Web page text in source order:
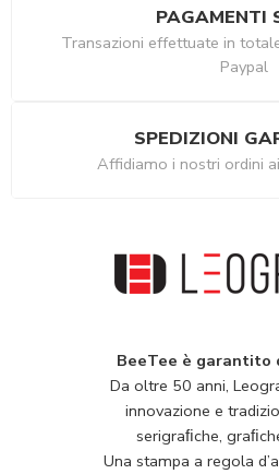
PAGAMENTI
Transazioni effettuate in
Paypal
SPEDIZIONI
Affidiamo i nostri ordini
BeeTee è garantito
Da oltre 50 anni,
innovazione e
serigraﬁche,
Una stampa a regola